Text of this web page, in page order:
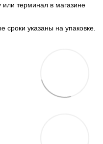
или терминал в магазине
сроки указаны на упаковке.